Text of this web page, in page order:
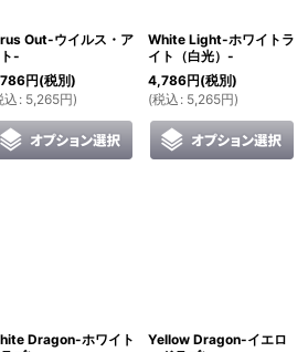
Out-ウイルス・ア
-
円(税別)
込 : 5,265円)
White Light-ホワイトラ
イト（白光）-
4,786円(税別)
(税込 : 5,265円)
Dragon-ホワイト
Yellow Dragon-イエロ